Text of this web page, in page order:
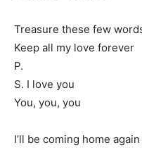
Treasure these few
Keep all my love forever
P.
S. I love you
You, you, you
I’ll be coming home